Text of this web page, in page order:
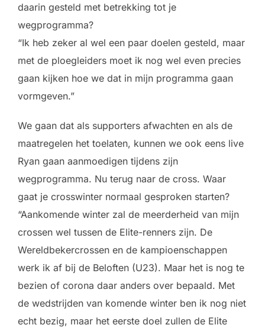
daarin gesteld met betrekking tot je
wegprogramma?
“Ik heb zeker al wel een paar doelen gesteld, maar
met de ploegleiders moet ik nog wel even precies
gaan kijken hoe we dat in mijn programma gaan
vormgeven.”
We gaan dat als supporters afwachten en als de
maatregelen het toelaten, kunnen we ook eens live
Ryan gaan aanmoedigen tijdens zijn
wegprogramma. Nu terug naar de cross. Waar
gaat je crosswinter normaal gesproken starten?
“Aankomende winter zal de meerderheid van mijn
crossen wel tussen de Elite-renners zijn. De
Wereldbekercrossen en de kampioenschappen
werk ik af bij de Beloften (U23). Maar het is nog te
bezien of corona daar anders over bepaald. Met
de wedstrijden van komende winter ben ik nog niet
echt bezig, maar het eerste doel zullen de Elite